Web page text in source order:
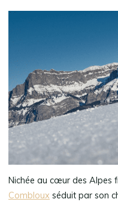
Nichée au cœur des Alpes
Combloux séduit par son